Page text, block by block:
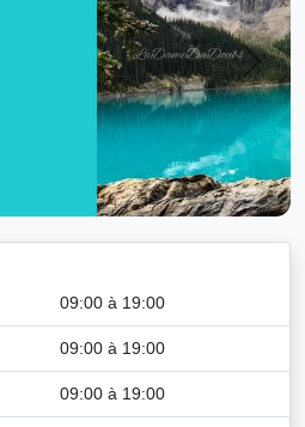
09:00 à 19:00
09:00 à 19:00
09:00 à 19:00